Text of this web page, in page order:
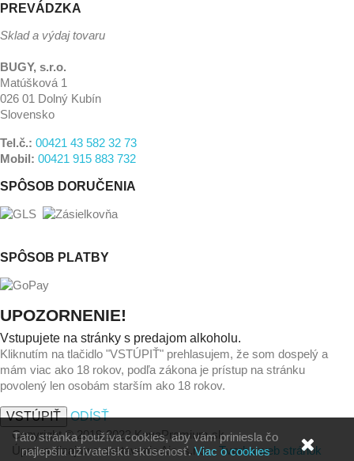
PREVÁDZKA
Sklad a výdaj tovaru
BUGY, s.r.o.
Matúšková 1
026 01 Dolný Kubín
Slovensko
Tel.č.: 00421 43 582 32 73
Mobil: 00421 915 883 732
SPÔSOB DORUČENIA
SPÔSOB PLATBY
Táto stránka používa cookies, aby vám priniesla čo
najlepšiu užívateľskú skúsenosť.Viac o cookies
UPOZORNENIE!
Vstupujete na stránky s predajom alkoholu.
Kliknutím na tlačidlo "VSTÚPIŤ" prehlasujem, že som dospelý a
mám viac ako 18 rokov, podľa zákona je prístup na stránku
povolený len osobám starším ako 18 rokov.
VSTÚPIŤ
ODÍSŤ
Copyright © 2019-2023 KavaPremium.sk
Úprava dizajnu a nastavenie Aio, s.r.o. -Tvorba web stránok